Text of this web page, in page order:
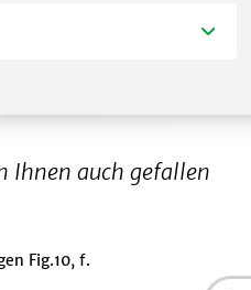
Ihnen auch gefallen